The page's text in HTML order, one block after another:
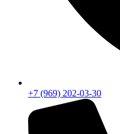
+7 (969) 202-03-30